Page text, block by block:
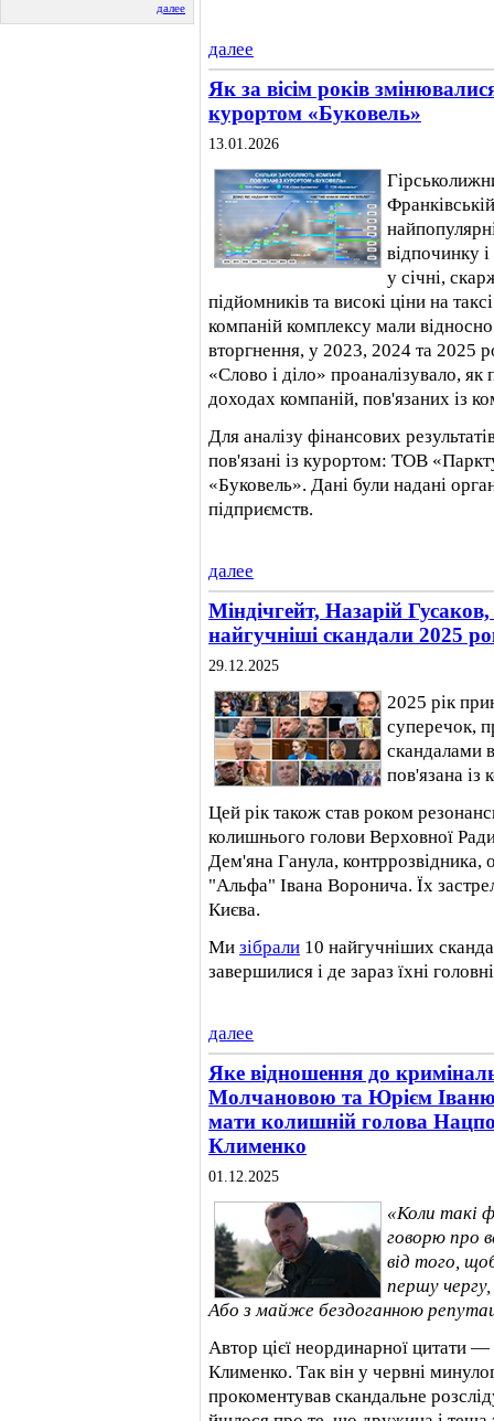
далее
далее
Як за вісім років
курортом «Буковель»
13.01.2026
відпочинку
у січні,
підйомників та високі ціни на
компаній комплексу мали
вторгнення, у 2023, 2024 та 2025
«Слово і діло» проаналізувало,
доходах компаній, пов'язаних із
Для аналізу фінансових
пов'язані із курортом: ТОВ
«Буковель». Дані були надані
підприємств.
далее
Міндічгейт, Назарій
найгучніші скандали 2025
29.12.2025
2025 рік
суперечок,
скандалами
пов'язана із
Цей рік також став роком
колишнього голови Верховної
Дем'яна Ганула, контррозвідника,
"Альфа" Івана Воронича. Їх
Києва.
Ми зібрали 10 найгучніших
завершилися і де зараз їхні
далее
Яке відношення до
Молчановою та Юрієм
мати колишній голова
Клименко
01.12.2025
«Коли такі
говорю про
від того,
першу
Або з майже бездоганною
Автор цієї неординарної цитати —
Клименко. Так він у червні
прокоментував скандальне